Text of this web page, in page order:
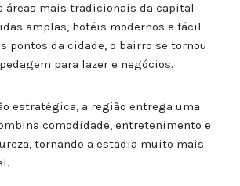
áreas mais tradicionais da capital
amplas, hotéis modernos e fácil
pontos da cidade, o bairro se tornou
para lazer e negócios.
estratégica, a região entrega uma
comodidade, entretenimento e
tornando a estadia muito mais